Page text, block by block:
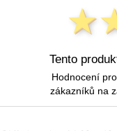
Tento
Hodnocení
zákazníků na